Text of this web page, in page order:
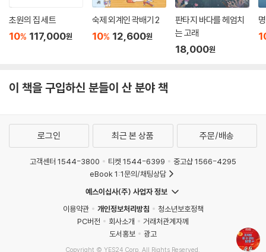
초원의 집 세트
10% 117,000원
숙제 외계인 곽배기 2
10% 12,600원
판타지 바다를 헤엄치
는 고래
18,000원
이 책을 구입하신 분들이 산 분야 책
로그인 최근 본 상품 주문/배송
고객센터 1544-3800 티켓 1544-6399
중고샵 1566-4295
eBook 1:1문의/채팅상담
예스이십사(주) 사업자 정보
이용약관
개인정보처리방침
청소년보호정책
PC버전
회사소개
거래처관계자께
도서홍보
광고
Copyright © YES24 Corp. All Rights Reserved.